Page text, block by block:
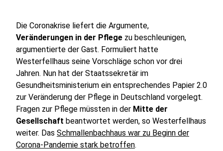
Die Coronakrise liefert die Argumente,
Veränderungen in der Pflege zu beschleunigen,
argumentierte der Gast. Formuliert hatte
Westerfellhaus seine Vorschläge schon vor drei
Jahren. Nun hat der Staatssekretär im
Gesundheitsministerium ein entsprechendes Papier 2.0
zur Veränderung der Pflege in Deutschland vorgelegt.
Fragen zur Pflege müssten in der Mitte der
Gesellschaft beantwortet werden, so Westerfellhaus
weiter. Das Schmallenbachhaus war zu Beginn der
Corona-Pandemie stark betroffen.